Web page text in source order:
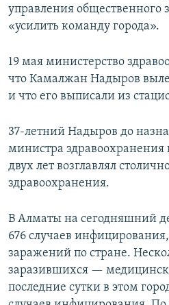
управления общественного
«усилить команду города».
19 мая министерство
что Камалжан Надыров
и что его выписали из
37-летний Надыров до
министра здравоохранения
двух лет возглавлял
здравоохранения.
В Алматы на сегодняшний
676 случаев
заражений по стране.
заразившихся —
последние сутки в этом